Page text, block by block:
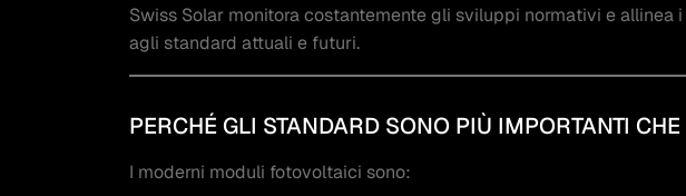
Swiss Solar monitora costantemente gli sviluppi normativi e
agli standard attuali e futuri.
PERCHÉ GLI STANDARD SONO PIÙ IMPORTANTI
I moderni moduli fotovoltaici sono: